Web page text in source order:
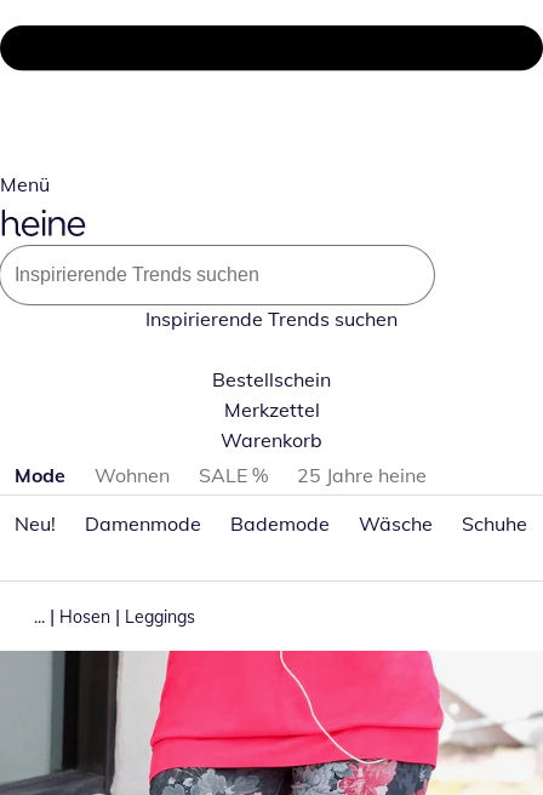
Menü
Inspirierende Trends suchen
Bestellschein
Merkzettel
Warenkorb
Produktkategorien überspringen
Mode Wohnen SALE %
25 Jahre heine
Neu!
Damenmode Bademode Wäsche Schuhe
... | Hosen | Leggings